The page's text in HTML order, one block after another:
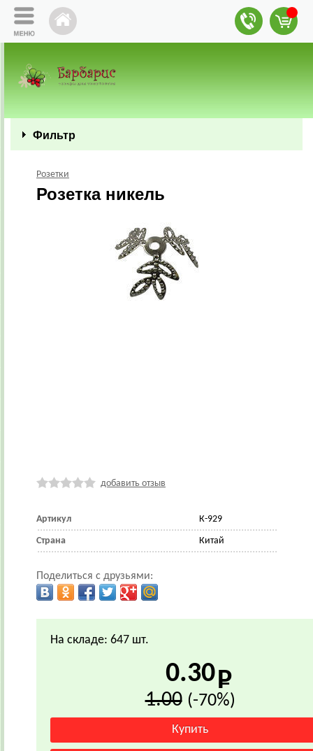
Фильтр
Розетки
Розетка никель
добавить отзыв
Артикул К-929
Страна Китай
Поделиться с друзьями:
На складе: 647 шт.
0.30
1.00 (-70%)